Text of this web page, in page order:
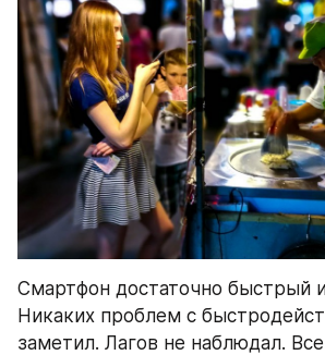
Смартфон достаточно быстрый
Никаких проблем с
заметил. Лагов не наблюдал.